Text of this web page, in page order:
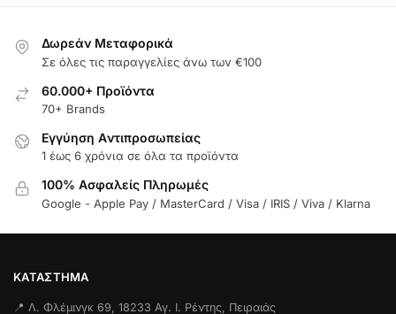
Δωρεάν Μεταφορικά
Σε όλες τις παραγγελίες άνω των €100
60.000+ Προϊόντα
70+ Brands
Εγγύηση Aντιπροσωπείας
1 έως 6 χρόνια σε όλα τα προϊόντα
100% Ασφαλείς Πληρωμές
Google - Apple Pay / MasterCard / Visa / IRIS / Viva / Klarna
ΚΑΤΆΣΤΗΜΑ
📍 Λ. Φλέμινγκ 69, 18233 Αγ. Ι. Ρέντης, Πειραιάς